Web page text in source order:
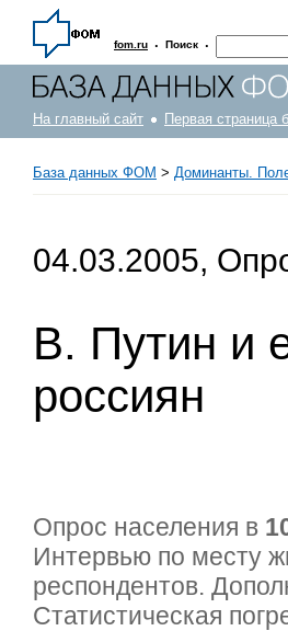
fom.ru · Поиск ·
На главный сайт Первая страница
База данных ФОМ > Доминанты.
04.03.2005,
В. Путин и
россиян
Опрос населения в
Интервью по месту
респондентов.
Статистическая